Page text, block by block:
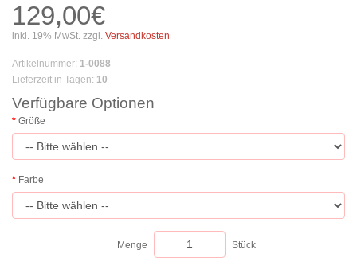
129,00€
inkl. 19% MwSt. zzgl. Versandkosten
Artikelnummer: 1-0088
Lieferzeit in Tagen: 10
Verfügbare Optionen
Größe
Farbe
Menge Stück